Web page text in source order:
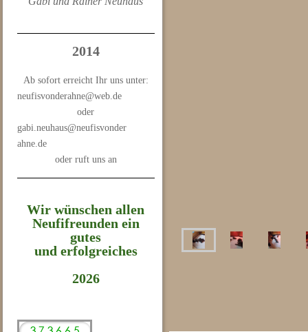
2014
Ab sofort erreicht Ihr uns unter:
neufisvonderahne@web.de
oder
gabi.neuhaus@neufisvonder
ahne.de
oder ruft uns an
Wir wünschen allen
Neufifreunden ein
gutes
und erfolgreiches
2026